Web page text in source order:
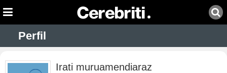
Perfil
Irati muruamendiaraz